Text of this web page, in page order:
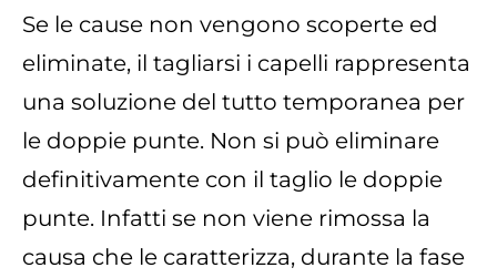
Se le cause non vengono scoperte ed
eliminate, il tagliarsi i capelli rappresenta
una soluzione del tutto temporanea per
le doppie punte. Non si può eliminare
definitivamente con il taglio le doppie
punte. Infatti se non viene rimossa la
causa che le caratterizza, durante la fase